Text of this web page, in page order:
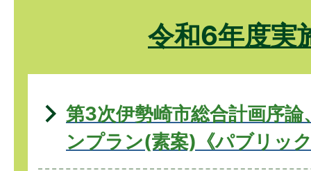
令和6年度実
第3次伊勢崎市総合計画序
ンプラン(素案)《パブリッ